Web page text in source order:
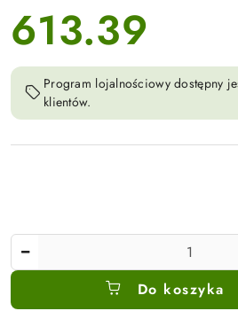
cena:
613.39
Program lojalnościowy dostępny
klientów.
Do koszyka